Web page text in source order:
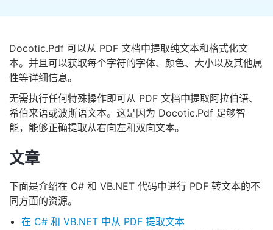
Docotic.Pdf 可以从 PDF 文档中提取纯文本和格式化文
本。并且可以获取每个字符的字体、颜色、大小以及其他属
性等详细信息。
无需执行任何特殊操作即可从 PDF 文档中提取阿拉伯语、
希伯来语或波斯语文本。这是因为 Docotic.Pdf 足够智
能，能够正确提取从右向左和双向文本。
文章
下面是介绍在 C# 和 VB.NET 代码中进行 PDF 转文本的不
同方面的资源。
在 C# 和 VB.NET 中从 PDF 提取文本